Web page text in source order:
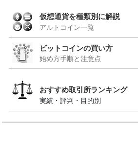
仮想通貨を種類別に解説
アルトコイン一覧
ビットコインの買い方
始め方手順と注意点
おすすめ取引所ランキング
実績・評判・目的別